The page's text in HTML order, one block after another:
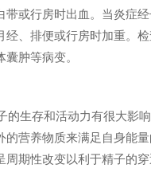
或行房时出血。当炎症
、排便或行房时加重。
肿等病变。
的生存和活动力有很大影
营养物质来满足自身能
期性改变以利于精子的